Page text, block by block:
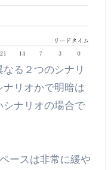
る２つのシナリ
リオかで明暗は
ナリオの場合で
ースは非常に緩や